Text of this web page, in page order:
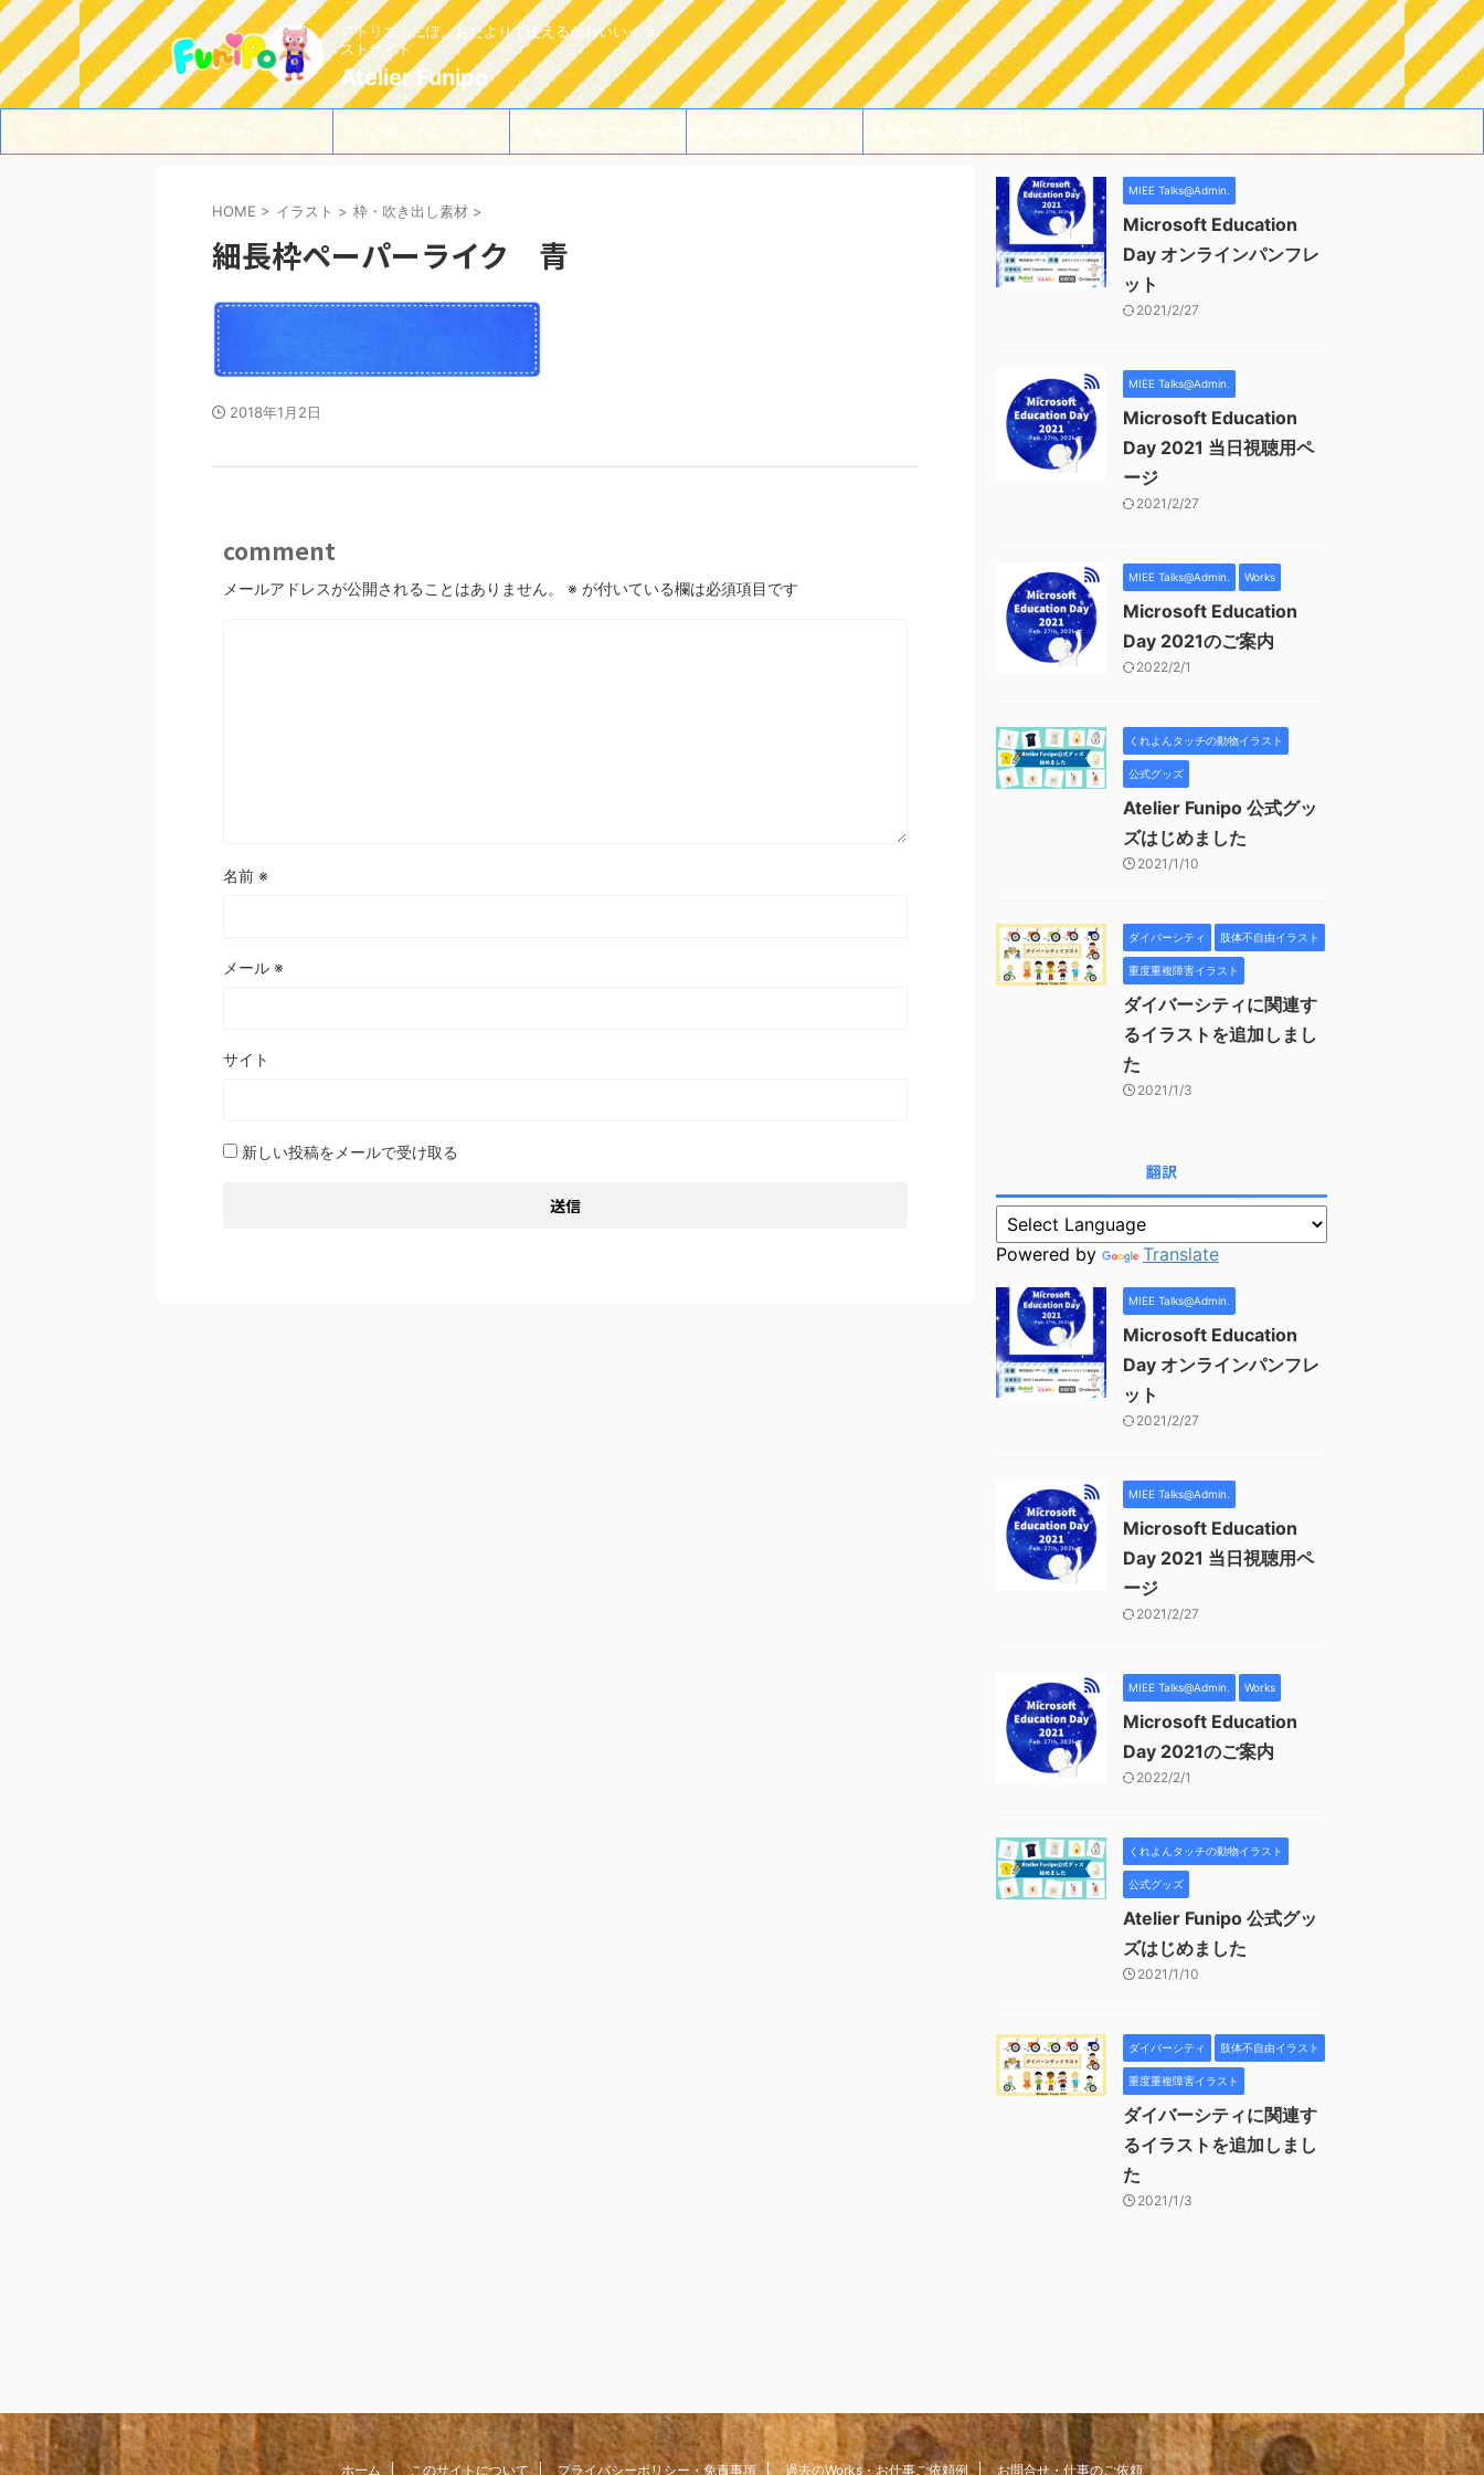
アトリエふにぽ。おたよりで使えるかわいいイラ
ストサイト
Atelier Funipo
ホーム このサイトについて プライバシーポリシー・免 過去のWorks・お仕事ご依 お問合せ・仕事のご依頼
HOME > イラスト > 枠・吹き出し素材 >
細長枠ペーパーライク 青
2018年1月2日
comment
メールアドレスが公開されることはありません。 ※ が付いている欄は必須項目です
名前 ※
メール ※
サイト
新しい投稿をメールで受け取る
MIEE Talks@Admin.
Microsoft Education
Day オンラインパンフレ
ット
2021/2/27
MIEE Talks@Admin.
Microsoft Education
Day 2021 当日視聴用ペ
ージ
2021/2/27
MIEE Talks@Admin. Works
Microsoft Education
Day 2021のご案内
2022/2/1
くれよんタッチの動物イラスト
公式グッズ
Atelier Funipo 公式グッ
ズはじめました
2021/1/10
ダイバーシティ 肢体不自由イラスト
重度重複障害イラスト
ダイバーシティに関連す
るイラストを追加しまし
た
2021/1/3
翻訳
Powered by Translate
MIEE Talks@Admin.
Microsoft Education
Day オンラインパンフレ
ット
2021/2/27
MIEE Talks@Admin.
Microsoft Education
Day 2021 当日視聴用ペ
ージ
2021/2/27
MIEE Talks@Admin. Works
Microsoft Education
Day 2021のご案内
2022/2/1
くれよんタッチの動物イラスト
公式グッズ
Atelier Funipo 公式グッ
ズはじめました
2021/1/10
ダイバーシティ 肢体不自由イラスト
重度重複障害イラスト
ダイバーシティに関連す
るイラストを追加しまし
た
2021/1/3
ホーム このサイトについて プライバシーポリシー・免責事項 過去のWorks・お仕事ご依頼例 お問合せ・仕事のご依頼